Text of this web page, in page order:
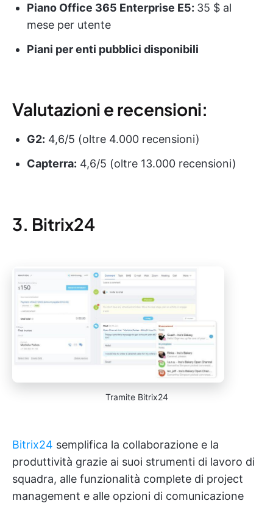
Piano Office 365 Enterprise E5: 35 $ al
mese per utente
Piani per enti pubblici disponibili
Valutazioni e recensioni:
G2: 4,6/5 (oltre 4.000 recensioni)
Capterra: 4,6/5 (oltre 13.000 recensioni)
3. Bitrix24
Tramite Bitrix24
Bitrix24 semplifica la collaborazione e la
produttività grazie ai suoi strumenti di lavoro di
squadra, alle funzionalità complete di project
management e alle opzioni di comunicazione